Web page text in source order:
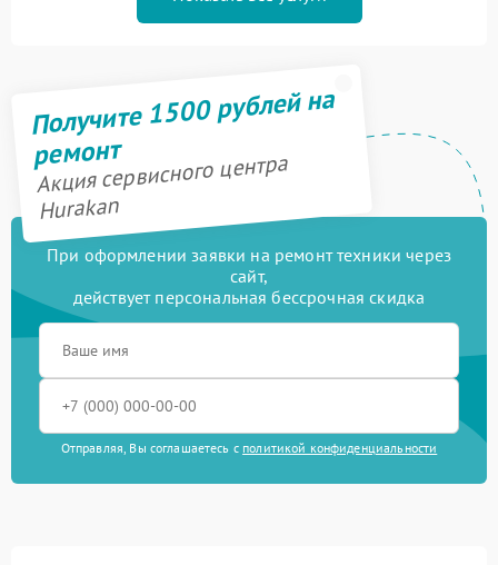
Получите 1500 рублей на
ремонт
Акция сервисного центра
Hurakan
При оформлении заявки на ремонт техники через
сайт,
действует персональная бессрочная скидка
Отправляя, Вы соглашаетесь с политикой конфиденциальности